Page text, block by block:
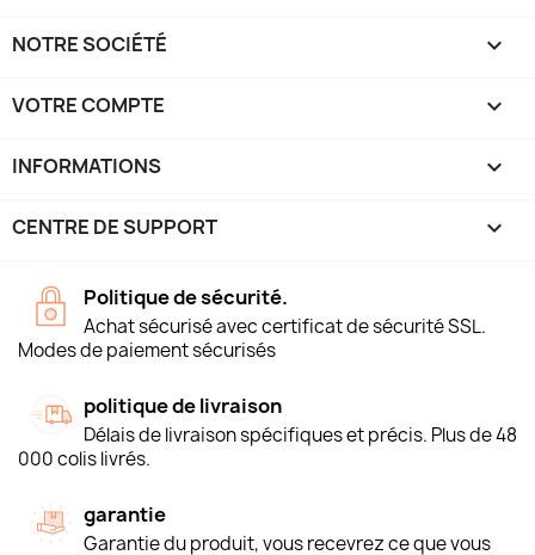
NOTRE SOCIÉTÉ 
VOTRE COMPTE 
INFORMATIONS keyboard_arrow_down
CENTRE DE SUPPORT 
Politique de sécurité.
Achat sécurisé avec certificat de sécurité SSL.
Modes de paiement sécurisés
politique de livraison
Délais de livraison spécifiques et précis. Plus de 48
000 colis livrés.
garantie
Garantie du produit, vous recevrez ce que vous